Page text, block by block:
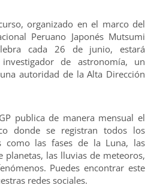
organizado en el marco del
Peruano Japonés Mutsumi
cada 26 de junio, estará
de astronomía, un
autoridad de la Alta Dirección
publica de manera mensual el
donde se registran todos los
como las fases de la Luna, las
planetas, las lluvias de meteoros,
Puedes encontrar este
redes sociales.